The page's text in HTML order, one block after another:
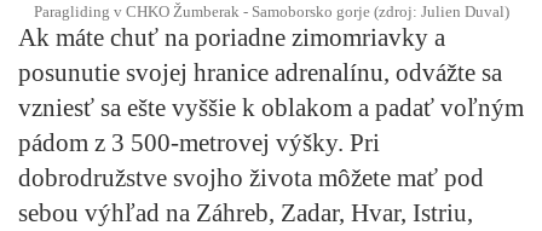
Paragliding v CHKO Žumberak - Samoborsko gorje (zdroj: Julien Duval)
Ak máte chuť na poriadne zimomriavky a
posunutie svojej hranice adrenalínu, odvážte sa
vzniesť sa ešte vyššie k oblakom a padať voľným
pádom z 3 500-metrovej výšky. Pri
dobrodružstve svojho života môžete mať pod
sebou výhľad na Záhreb, Zadar, Hvar, Istriu,